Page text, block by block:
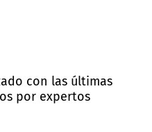
con las últimas
por expertos